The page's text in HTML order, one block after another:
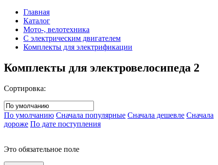
Главная
Каталог
Мото-, велотехника
С электрическим двигателем
Комплекты для электрификации
Комплекты для электровелосипеда 2
Сортировка:
По умолчанию Сначала популярные Сначала дешевле Сначала
дороже По дате поступления
Это обязательное поле